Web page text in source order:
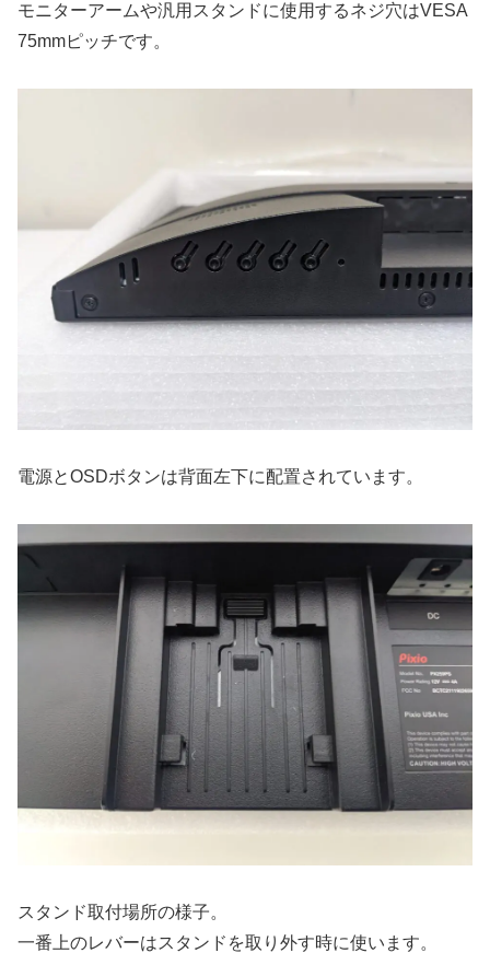
モニターアームや汎用スタンドに使用するネジ穴はVESA
75mmピッチです。
電源とOSDボタンは背面左下に配置されています。
スタンド取付場所の様子。
一番上のレバーはスタンドを取り外す時に使います。